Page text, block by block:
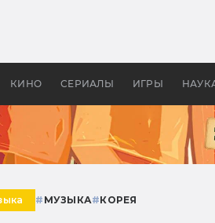
КИНО СЕРИАЛЫ ИГРЫ
# МУЗЫКА#КОРЕЯ